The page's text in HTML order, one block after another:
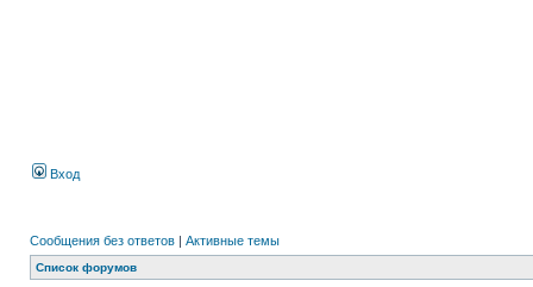
Вход
Сообщения без ответов | Активные темы
Список форумов